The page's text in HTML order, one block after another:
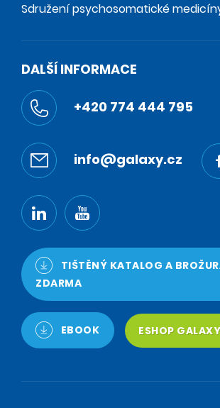
Sdružení psychosomatické
DALŠÍ INFORMACE
+420 774 444 795
info@galaxy.cz
TIŠTĚNÝ KATALOG A
ZDARMA
EBOOK ESHOP